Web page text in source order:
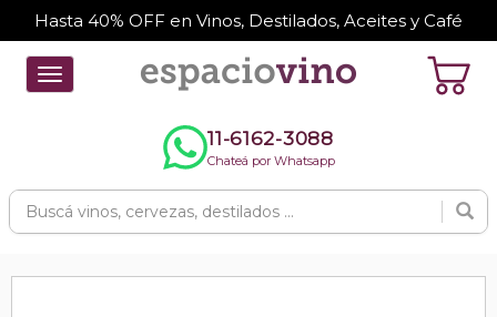
Hasta 40% OFF en Vinos, Destilados, Aceites y Café
Toggle
navigation
11-6162-3088
Chateá por Whatsapp